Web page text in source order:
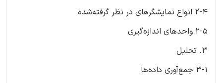
2-4 انواع نمایشگرهای در نظر گرفته‌شده
2-5 واحدهای اندازه‌گیری
3. تحلیل
3-1 جمع‌آوری داده‌ها